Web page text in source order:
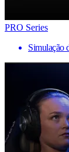
PRO Series
Simulação